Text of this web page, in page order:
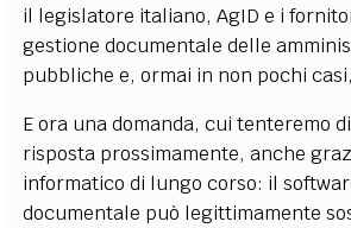
il legislatore italiano, AgID e i
gestione documentale delle
pubbliche e, ormai in non pochi
E ora una domanda, cui tenteremo
risposta prossimamente, anche
informatico di lungo corso: il
documentale può legittimamente